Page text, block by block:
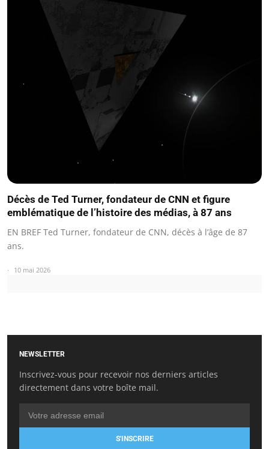
Décès de Ted Turner, fondateur de CNN et figure
emblématique de l’histoire des médias, à 87 ans
EN BREF Ted Turner, fondateur de CNN, décès à l’âge de 87
ans.
10 mai 2026
NEWSLETTER
Inscrivez-vous pour recevoir nos derniers articles
directement dans votre boîte mail.
S'INSCRIRE